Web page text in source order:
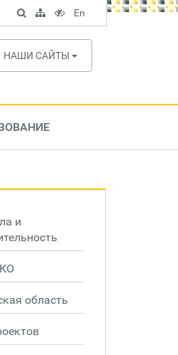
НАШИ САЙТЫ
и
область
Поиск
по
сайту
Карта
сайта
Версия
для
слабовидящих
En
English